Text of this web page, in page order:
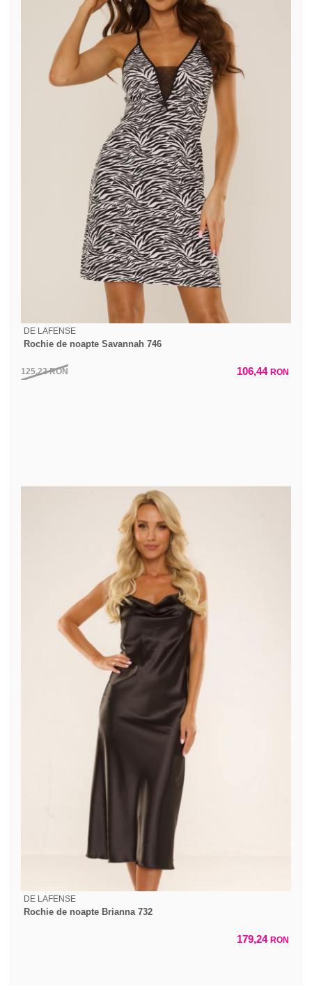
DE LAFENSE
Rochie de noapte Savannah 746
125,22RON 106,44 RON
DE LAFENSE
Rochie de noapte Brianna 732
179,24 RON